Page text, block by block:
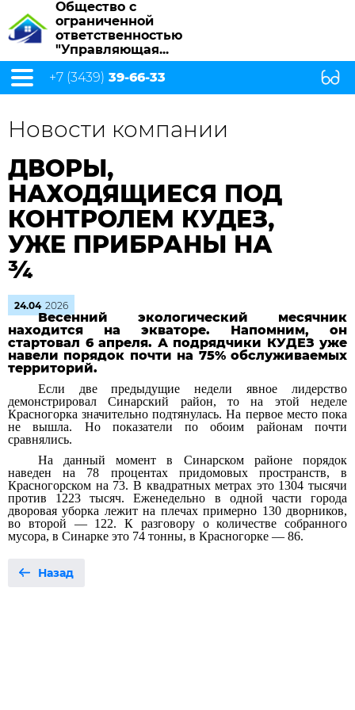
Общество с
ограниченной
ответственностью
"Управляющая...
+7 (3439) 39-66-33
Новости компании
ДВОРЫ,
НАХОДЯЩИЕСЯ ПОД
КОНТРОЛЕМ КУДЕЗ,
УЖЕ ПРИБРАНЫ НА
¾
24.04 2026
Весенний экологический месячник
находится на экваторе. Напомним, он
стартовал 6 апреля. А подрядчики КУДЕЗ уже
навели порядок почти на 75% обслуживаемых
территорий.
Если две предыдущие недели явное лидерство
демонстрировал Синарский район, то на этой неделе
Красногорка значительно подтянулась. На первое место пока
не вышла. Но показатели по обоим районам почти
сравнялись.
На данный момент в Синарском районе порядок
наведен на 78 процентах придомовых пространств, в
Красногорском на 73. В квадратных метрах это 1304 тысячи
против 1223 тысяч. Еженедельно в одной части города
дворовая уборка лежит на плечах примерно 130 дворников,
во второй — 122. К разговору о количестве собранного
мусора, в Синарке это 74 тонны, в Красногорке — 86.
Назад